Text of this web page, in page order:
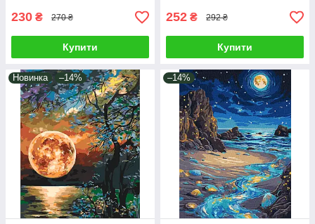
230 ₴ 270 ₴
Купити
252 ₴ 292 ₴
Купити
Новинка –14% –14%